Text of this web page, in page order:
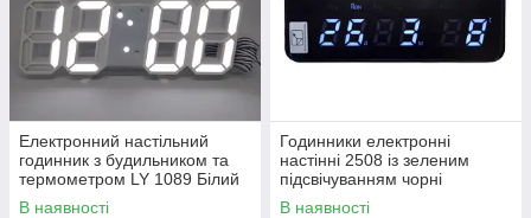
Електронний настільний
годинник з будильником та
термометром LY 1089 Білий
В наявності
Годинники електронні
настінні 2508 із зеленим
підсвічуванням чорні
240х40х150мм TB
В наявності